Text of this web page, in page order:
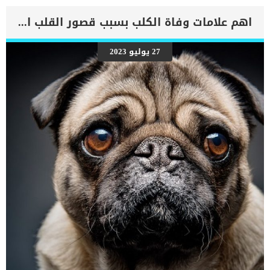
اهم علامات وفاة الكلب بسبب قصور القلب الاحتقانى
27 يوليو 2023